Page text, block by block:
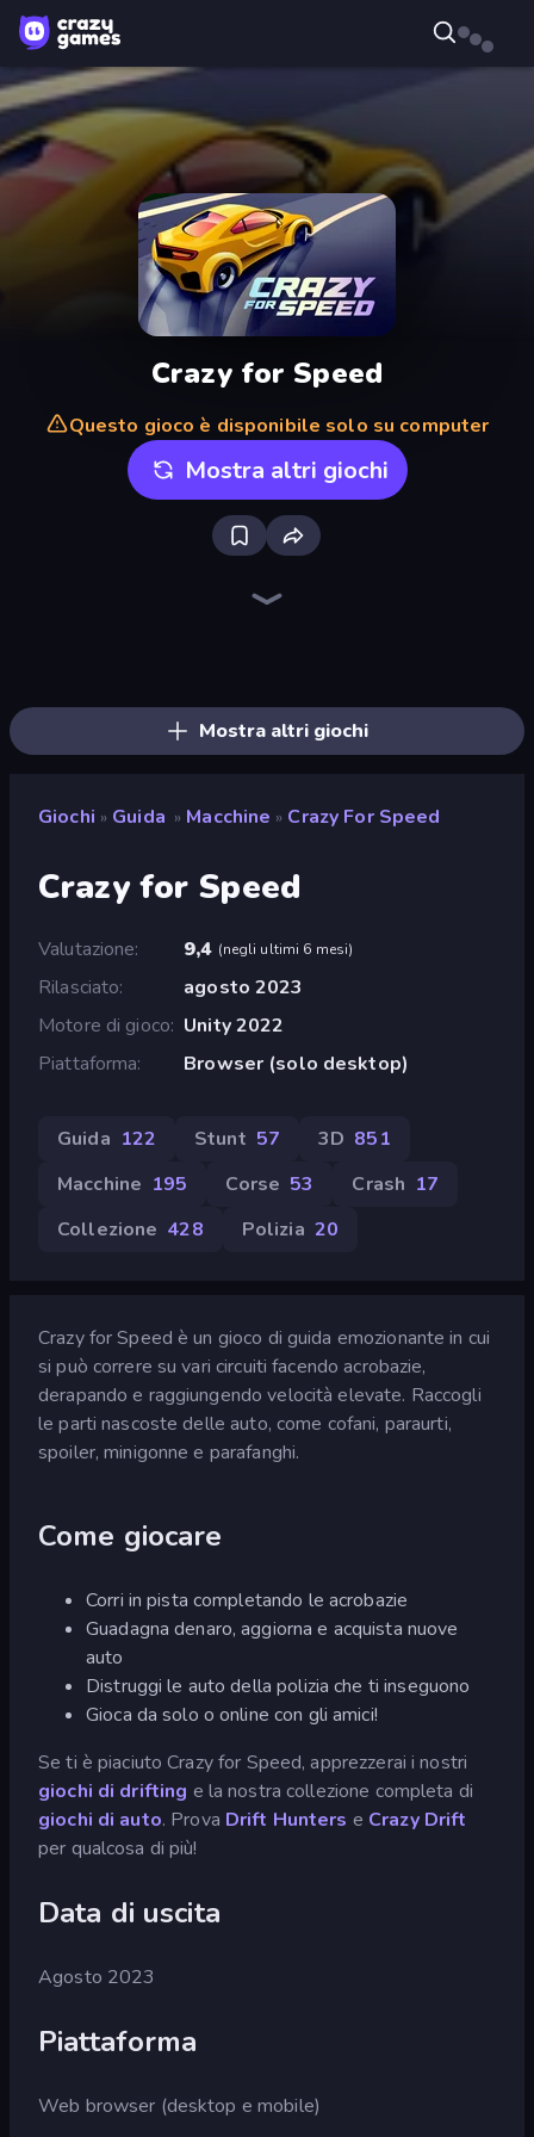
Crazy for Speed
Questo gioco è disponibile solo su computer
Mostra altri giochi
Mostra altri giochi
Giochi » Guida » Macchine » Crazy For Speed
Crazy for Speed
Valutazione 9,4 (negli ultimi 6 mesi)
Rilasciato
agosto 2023
Motore di gioco Unity 2022
Piattaforma
Browser (solo desktop)
Guida 122 Stunt 57 3D 851
Macchine 195 Corse 53 Crash 17
Collezione 428 Polizia 20
Crazy for Speed è un gioco di guida emozionante in cui
si può correre su vari circuiti facendo acrobazie,
derapando e raggiungendo velocità elevate. Raccogli
le parti nascoste delle auto, come cofani, paraurti,
spoiler, minigonne e parafanghi.
Come giocare
Corri in pista completando le acrobazie
Guadagna denaro, aggiorna e acquista nuove
auto
Distruggi le auto della polizia che ti inseguono
Gioca da solo o online con gli amici!
Se ti è piaciuto Crazy for Speed, apprezzerai i nostri
giochi di drifting e la nostra collezione completa di
giochi di auto. Prova Drift Hunters e Crazy Drift
per qualcosa di più!
Data di uscita
Agosto 2023
Piattaforma
Web browser (desktop e mobile)